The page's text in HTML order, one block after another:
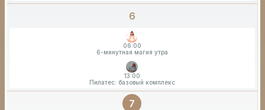
6
06:00
6-минутная магия утра
13:00
Пилатес: базовый комплекс
7